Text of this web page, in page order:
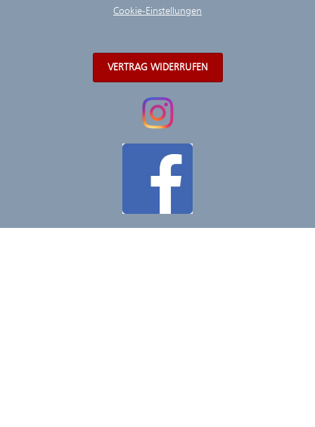
Cookie-Einstellungen
VERTRAG WIDERRUFEN